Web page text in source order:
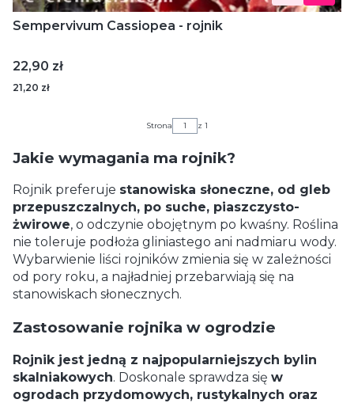
Sempervivum Cassiopea - rojnik
Cena
22,90 zł
21,20 zł
Strona z 1
Jakie wymagania ma rojnik?
Rojnik preferuje stanowiska słoneczne, od gleb
przepuszczalnych, po suche, piaszczysto-
żwirowe, o odczynie obojętnym po kwaśny. Roślina
nie toleruje podłoża gliniastego ani nadmiaru wody.
Wybarwienie liści rojników zmienia się w zależności
od pory roku, a najładniej przebarwiają się na
stanowiskach słonecznych.
Zastosowanie rojnika w ogrodzie
Rojnik jest jedną z najpopularniejszych bylin
skalniakowych. Doskonale sprawdza się w
ogrodach przydomowych, rustykalnych oraz